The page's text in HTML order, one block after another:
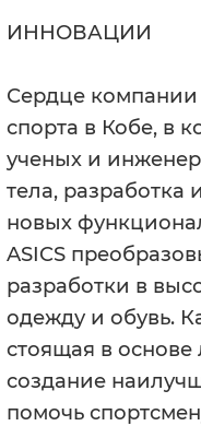
ИННОВАЦИИ
Сердце компании
спорта в Кобе, в
ученых и
тела, разработка
новых
ASICS
разработки в
одежду и обувь.
стоящая в
создание
помочь